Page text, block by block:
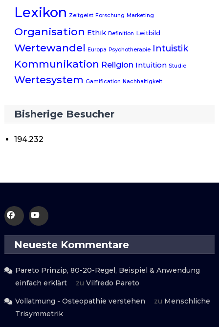
Lexikon Zeitgeist Forschung Marketing
Organisation Ethik Definition Leitbild
Wertewandel Europa Psychotherapie Intuistik
Kommunikation Religion Intuition Studie
Wertesystem Gamification Nachhaltigkeit
Bisherige Besucher
194.232
Neueste Kommentare
Pareto Prinzip, 80-20-Regel, Beispiel & Anwendung
einfach erklärt
zuVilfredo Pareto
Vollatmung - Osteopathie verstehen zu Menschliche
Trisymmetrik